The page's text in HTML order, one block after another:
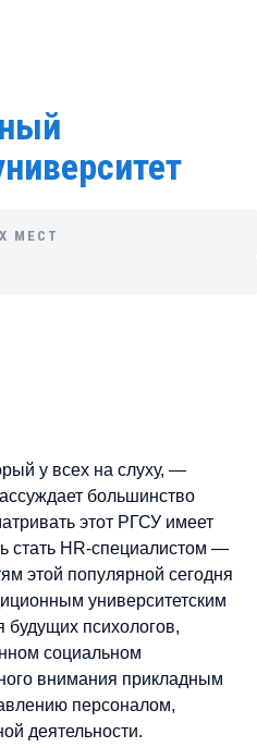
МЕСТ
у всех на слуху, —
большинство
этот РГСУ имеет
стать HR-специалистом —
этой популярной сегодня
университетским
будущих психологов,
социальном
внимания прикладным
персоналом,
деятельности.